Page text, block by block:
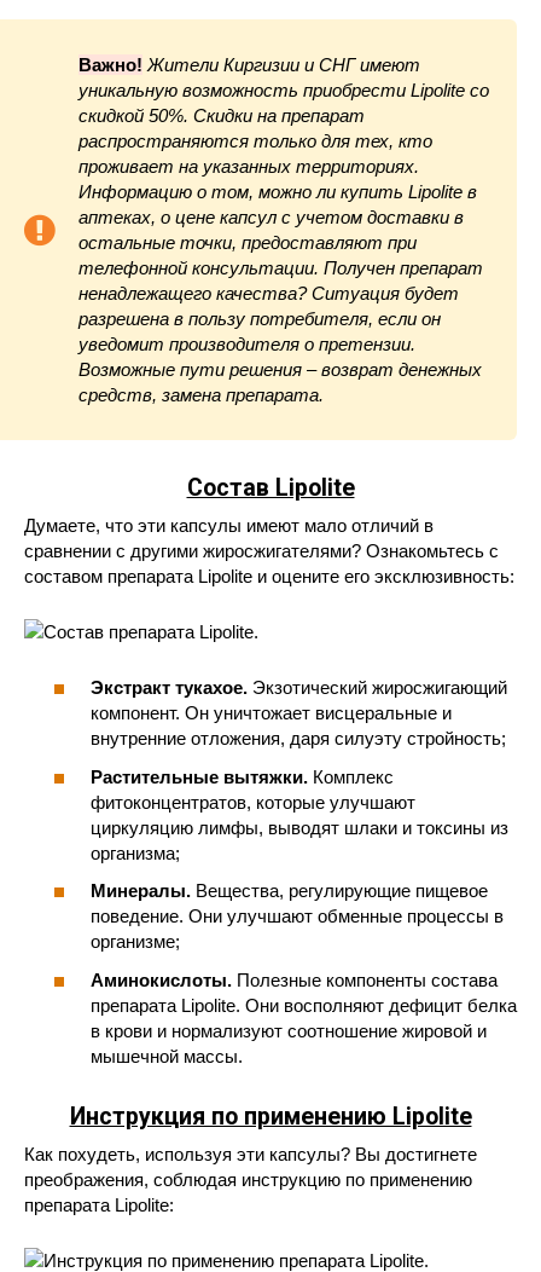
Важно! Жители Киргизии и СНГ имеют
уникальную возможность приобрести Lipolite со
скидкой 50%. Скидки на препарат
распространяются только для тех, кто
проживает на указанных территориях.
Информацию о том, можно ли купить Lipolite в
аптеках, о цене капсул с учетом доставки в
остальные точки, предоставляют при
телефонной консультации. Получен препарат
ненадлежащего качества? Ситуация будет
разрешена в пользу потребителя, если он
уведомит производителя о претензии.
Возможные пути решения – возврат денежных
средств, замена препарата.
Состав Lipolite
Думаете, что эти капсулы имеют мало отличий в
сравнении с другими жиросжигателями? Ознакомьтесь с
составом препарата Lipolite и оцените его эксклюзивность:
Экстракт тукахое. Экзотический жиросжигающий
компонент. Он уничтожает висцеральные и
внутренние отложения, даря силуэту стройность;
Растительные вытяжки. Комплекс
фитоконцентратов, которые улучшают
циркуляцию лимфы, выводят шлаки и токсины из
организма;
Минералы. Вещества, регулирующие пищевое
поведение. Они улучшают обменные процессы в
организме;
Аминокислоты. Полезные компоненты состава
препарата Lipolite. Они восполняют дефицит белка
в крови и нормализуют соотношение жировой и
мышечной массы.
Инструкция по применению Lipolite
Как похудеть, используя эти капсулы? Вы достигнете
преображения, соблюдая инструкцию по применению
препарата Lipolite: